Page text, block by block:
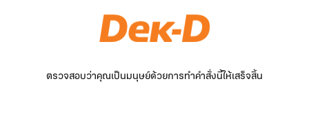
ตรวจสอบว่าคุณเป็นมนุษย์ด้วยการทำคำสั่งนี้ให้เสร็จสิ้น